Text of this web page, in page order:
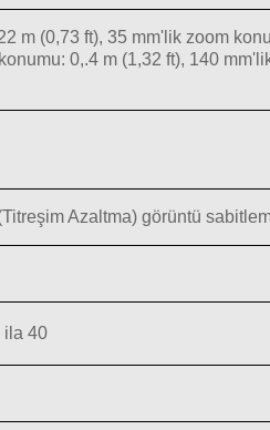
m (0,73 ft), 35 mm'lik zoom
0,.4 m (1,32 ft), 140
Azaltma) görüntü
ila 40